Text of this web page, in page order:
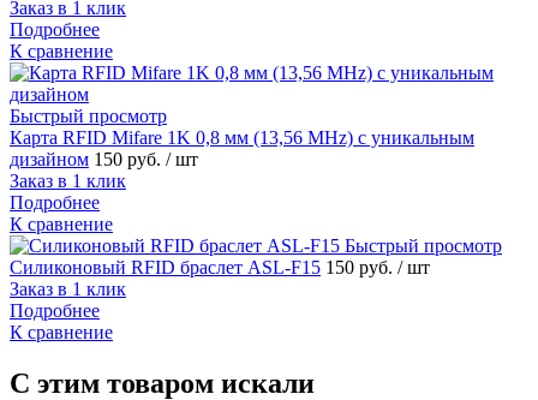
Заказ в 1 клик
Подробнее
К сравнение
Быстрый просмотр
Карта RFID Mifare 1K 0,8 мм (13,56 MHz) с уникальным
дизайном 150 руб. / шт
Заказ в 1 клик
Подробнее
К сравнение
Быстрый просмотр
Силиконовый RFID браслет ASL-F15 150 руб. / шт
Заказ в 1 клик
Подробнее
К сравнение
C этим товаром искали